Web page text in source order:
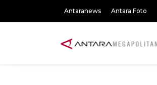
Antaranews Antara Foto